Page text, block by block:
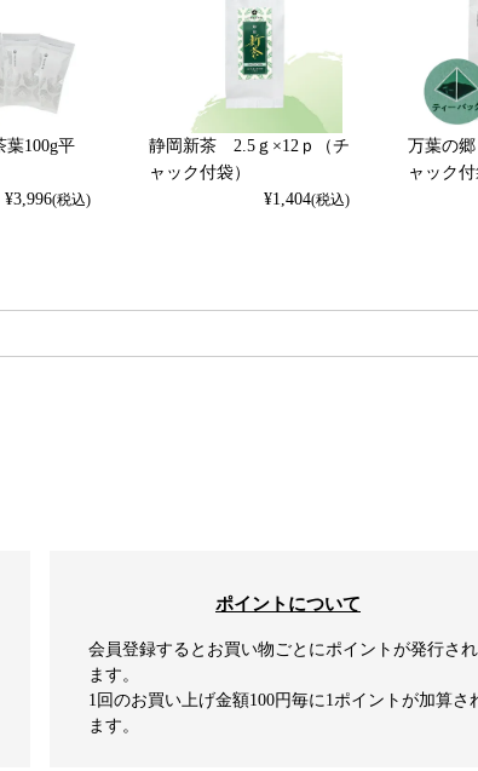
葉100g平
¥3,996(税込)
静岡新茶 2.5ｇ×12ｐ（チ
ャック付袋）
¥1,404(税込)
万葉の
ャック付
ポイントについて
会員登録するとお買い物ごとにポイントが発行され
ます。
1回のお買い上げ金額100円毎に1ポイントが加算さ
ます。